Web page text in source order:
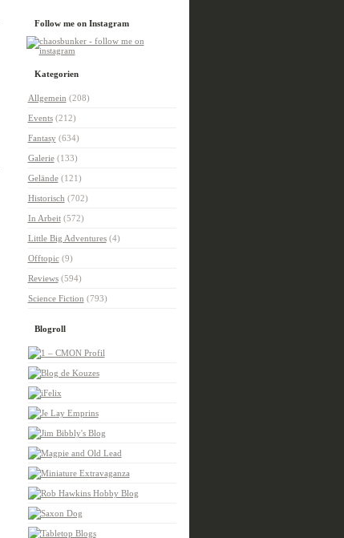
Follow me on Instagram
Kategorien
Allgemein (208)
Events(212)
Fantasy(634)
Galerie(133)
Gelände(121)
Historisch (702)
In Arbeit(572)
Little Big Adventures(4)
Offtopic(9)
Reviews(594)
Science Fiction (793)
Blogroll